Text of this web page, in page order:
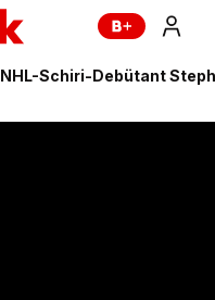
NHL-Schiri-Debütant